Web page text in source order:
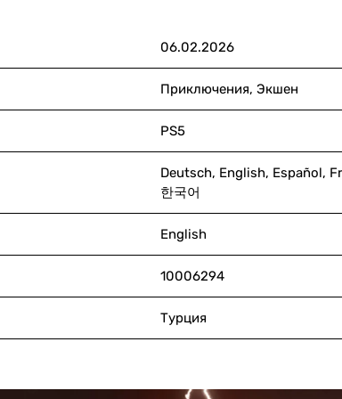
06.02.2026
Приключения, Экшен
PS5
Deutsch, English, Español,
한국어
English
10006294
Турция